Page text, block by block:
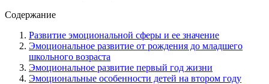
Содержание
Развитие эмоциональной сферы и ее значение
Эмоциональное развитие от рождения до младшего
школьного возраста
Эмоциональное развитие первый год жизни
Эмоциональные особенности детей на втором году